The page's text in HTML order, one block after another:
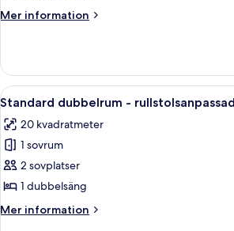
Mer information
Mer
dubbelrum
Öppna
alla
foton
för
Standard
dubbelrum
-
rullstolsanpassad
7
Standard dubbelrum -
20 kvadratmeter
1 sovrum
2 sovplatser
1 dubbelsäng
Mer information
Mer